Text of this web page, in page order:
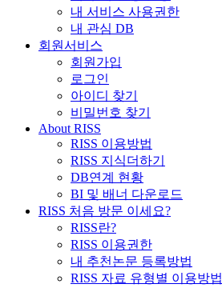
내 서비스 사용권한
내 관심 DB
회원서비스
회원가입
로그인
아이디 찾기
비밀번호 찾기
About RISS
RISS 이용방법
RISS 지식더하기
DB연계 현황
BI 및 배너 다운로드
RISS 처음 방문 이세요?
RISS란?
RISS 이용권한
내 추천논문 등록방법
RISS 자료 유형별 이용방법